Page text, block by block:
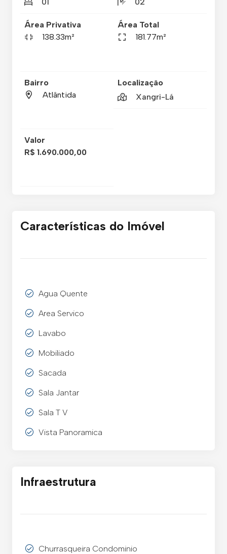
01
02
Área Privativa
138.33m²
Área Total
181.77m²
Bairro
Atlântida
Localização
Xangri-Lá
Valor
R$ 1.690.000,00
Características do Imóvel
Agua Quente
Area Servico
Lavabo
Mobiliado
Sacada
Sala Jantar
Sala T V
Vista Panoramica
Infraestrutura
Churrasqueira Condominio